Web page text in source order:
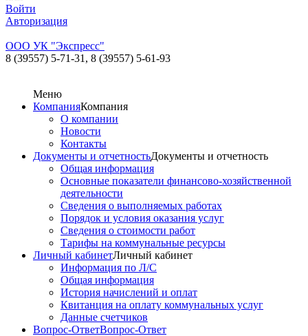
Войти
Авторизация
ООО УК "Экспресс"
8 (39557) 5-71-31, 8 (39557) 5-61-93
Меню
КомпанияКомпания
О компании
Новости
Контакты
Документы и отчетностьДокументы и отчетность
Общая информация
Основные показатели финансово-хозяйственной
деятельности
Сведения о выполняемых работах
Порядок и условия оказания услуг
Сведения о стоимости работ
Тарифы на коммунальные ресурсы
Личный кабинетЛичный кабинет
Информация по Л/С
Общая информация
История начислений и оплат
Квитанция на оплату коммунальных услуг
Данные счетчиков
Вопрос-ОтветВопрос-Ответ